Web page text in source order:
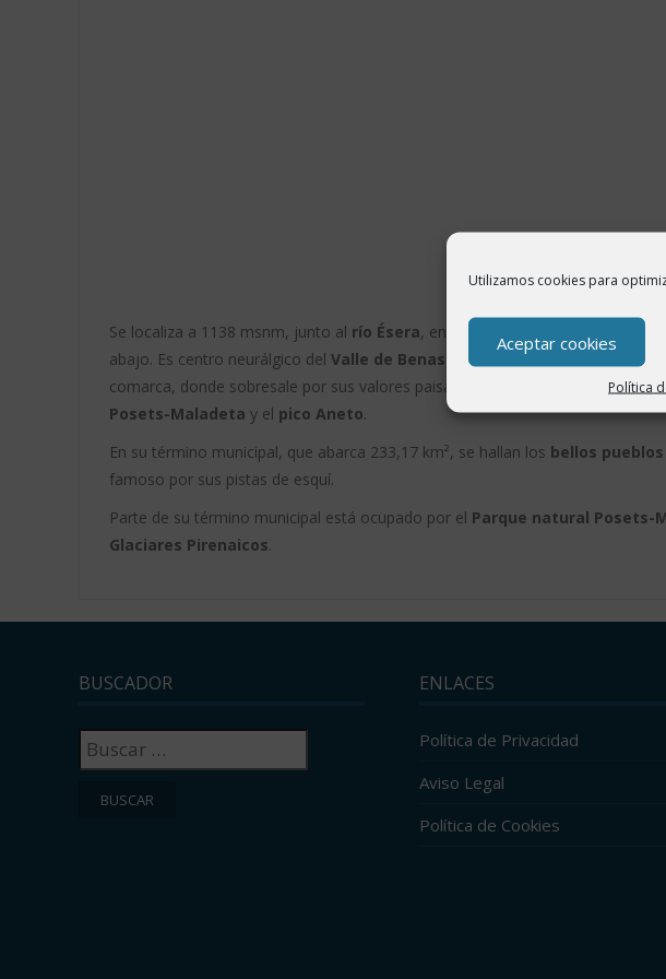
Utilizamos cookies para
Aceptar cookies
Política
Se localiza a 1138 msnm, junto al río Ésera, entre el embalse de Paso Nuevo
abajo. Es centro neurálgico del Valle de Benasque , llamado también el «
comarca, donde sobresale por sus valores paisajísticos y naturalistas, dado
Posets-Maladeta y el pico Aneto.
En su término municipal, que abarca 233,17 km², se hallan los bellos
famoso por sus pistas de esquí.
Parte de su término municipal está ocupado por el Parque natural Posets-
Glaciares Pirenaicos.
BUSCADOR
Buscar:
ENLACES
Política de Privacidad
Aviso Legal
Política de Cookies